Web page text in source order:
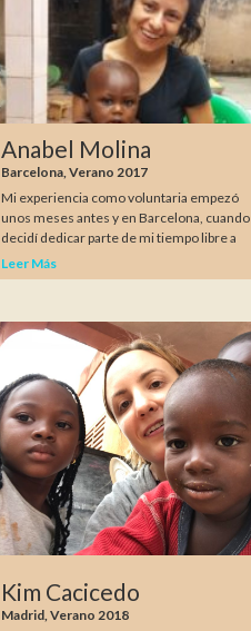
Anabel Molina
Barcelona, Verano 2017
Mi experiencia como voluntaria empezó
unos meses antes y en Barcelona, cuando
decidí dedicar parte de mi tiempo libre a
Leer Más
Kim Cacicedo
Madrid, Verano 2018